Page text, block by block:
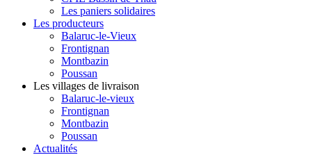
Les paniers solidaires
Les producteurs
Balaruc-le-Vieux
Frontignan
Montbazin
Poussan
Les villages de livraison
Balaruc-le-vieux
Frontignan
Montbazin
Poussan
Actualités